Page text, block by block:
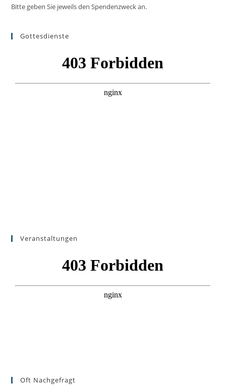
Bitte geben Sie jeweils den Spendenzweck an.
Gottesdienste
Veranstaltungen
Oft Nachgefragt